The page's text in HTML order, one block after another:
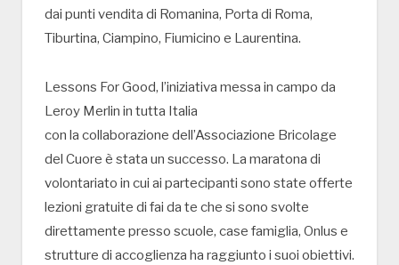
dai punti vendita di Romanina, Porta di Roma,
Tiburtina, Ciampino, Fiumicino e Laurentina.
Lessons For Good, l’iniziativa messa in campo da
Leroy Merlin in tutta Italia
con la collaborazione dell’Associazione Bricolage
del Cuore è stata un successo. La maratona di
volontariato in cui ai partecipanti sono state offerte
lezioni gratuite di fai da te che si sono svolte
direttamente presso scuole, case famiglia, Onlus e
strutture di accoglienza ha raggiunto i suoi obiettivi.